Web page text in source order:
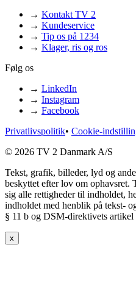
→ Kontakt TV 2
→ Kundeservice
→ Tip os på 1234
→ Klager, ris og ros
Følg os
→ LinkedIn
→ Instagram
→ Facebook
Privatlivspolitik• Cookie-
© 2026 TV 2 Danmark A/S
Tekst, grafik, billeder, lyd og
beskyttet efter lov om
sig alle rettigheder til indholdet,
indholdet med henblik på tekst-
§ 11 b og DSM-direktivets artikel
x